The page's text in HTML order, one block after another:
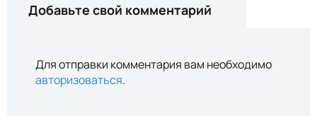
Добавьте свой комментарий
Для отправки комментария вам необходимо
авторизоваться.